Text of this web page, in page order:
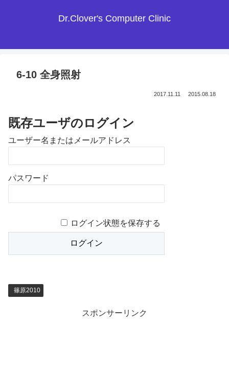
Dr.Clover's Computer Clinic
6-10 全身照射
2017.11.11 2015.08.18
既存ユーザのログイン
ユーザー名またはメールアドレス
パスワード
ログイン状態を保存する
篠原2010
スポンサーリンク